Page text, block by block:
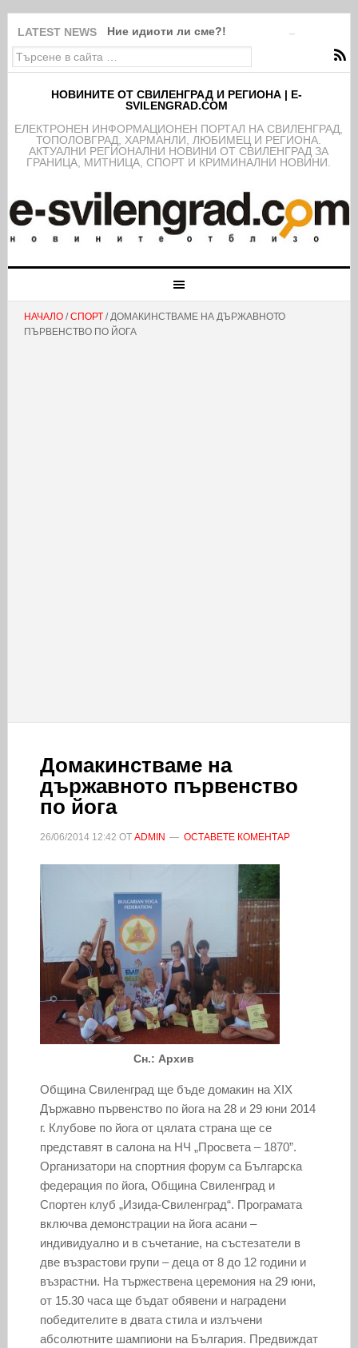
LATEST NEWS Ние идиоти ли сме?!
НОВИНИТЕ ОТ СВИЛЕНГРАД И РЕГИОНА | E-
SVILENGRAD.COM
EЛЕКТРОНЕН ИНФОРМАЦИОНЕН ПОРТАЛ НА СВИЛЕНГРАД,
ТОПОЛОВГРАД, ХАРМАНЛИ, ЛЮБИМЕЦ И РЕГИОНА.
АКТУАЛНИ РЕГИОНАЛНИ НОВИНИ ОТ СВИЛЕНГРАД ЗА
ГРАНИЦА, МИТНИЦА, СПОРТ И КРИМИНАЛНИ НОВИНИ.
НАЧАЛО/СПОРТ/ ДОМАКИНСТВАМЕ НА ДЪРЖАВНОТО
ПЪРВЕНСТВО ПО ЙОГА
Домакинстваме на
държавното първенство
по йога
26/06/2014 12:42 ОТ ADMIN ОСТАВЕТЕ КОМЕНТАР
Сн.: Архив
Община Свиленград ще бъде домакин на XIX
Държавно първенство по йога на 28 и 29 юни 2014
г. Клубове по йога от цялата страна ще се
представят в салона на НЧ „Просвета – 1870”.
Организатори на спортния форум са Българска
федерация по йога, Община Свиленград и
Спортен клуб „Изида-Свиленград“. Програмата
включва демонстрации на йога асани –
индивидуално и в съчетание, на състезатели в
две възрастови групи – деца от 8 до 12 години и
възрастни. На тържествена церемония на 29 юни,
от 15.30 часа ще бъдат обявени и наградени
победителите в двата стила и излъчени
абсолютните шампиони на България. Предвиждат